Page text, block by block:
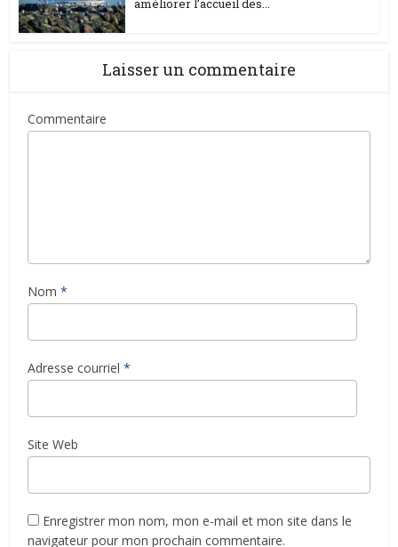
améliorer l’accueil des...
Laisser un commentaire
Commentaire
Nom *
Adresse courriel *
Site Web
Enregistrer mon nom, mon e-mail et mon site dans le
navigateur pour mon prochain commentaire.